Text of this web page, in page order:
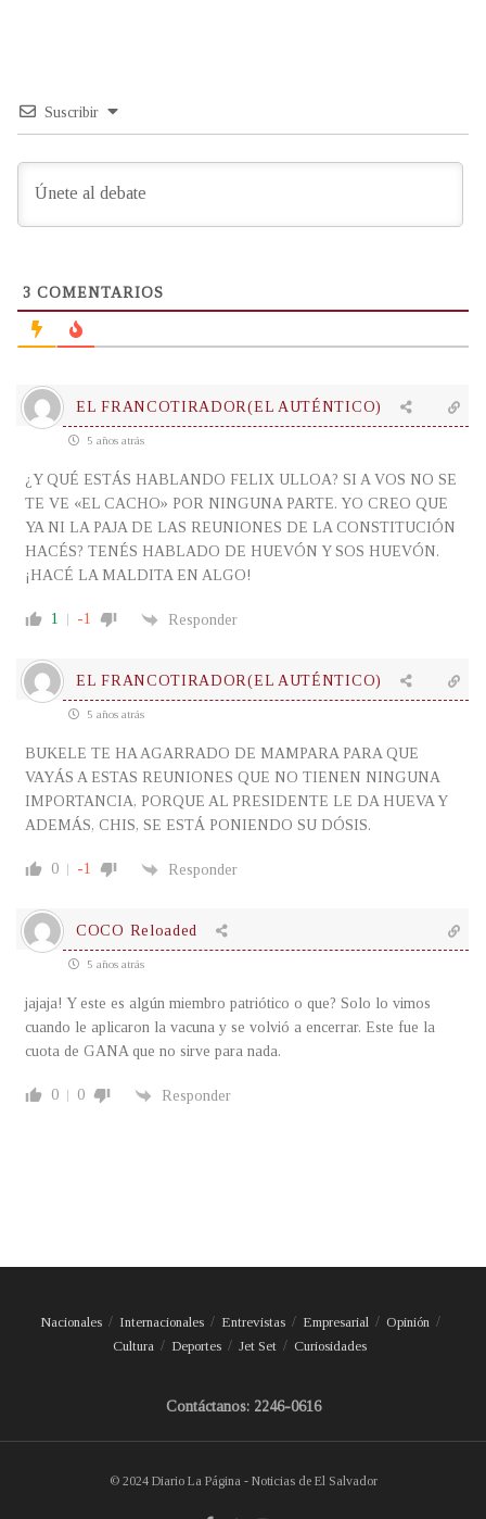
Suscribir
3 COMENTARIOS
EL FRANCOTIRADOR(EL AUTÉNTICO)
5 años atrás
¿Y QUÉ ESTÁS HABLANDO FELIX ULLOA? SI A VOS NO SE
TE VE «EL CACHO» POR NINGUNA PARTE. YO CREO QUE
YA NI LA PAJA DE LAS REUNIONES DE LA CONSTITUCIÓN
HACÉS? TENÉS HABLADO DE HUEVÓN Y SOS HUEVÓN.
¡HACÉ LA MALDITA EN ALGO!
1 -1 Responder
EL FRANCOTIRADOR(EL AUTÉNTICO)
5 años atrás
BUKELE TE HA AGARRADO DE MAMPARA PARA QUE
VAYÁS A ESTAS REUNIONES QUE NO TIENEN NINGUNA
IMPORTANCIA, PORQUE AL PRESIDENTE LE DA HUEVA Y
ADEMÁS, CHIS, SE ESTÁ PONIENDO SU DÓSIS.
0 -1 Responder
COCO Reloaded
5 años atrás
jajaja! Y este es algún miembro patriótico o que? Solo lo vimos
cuando le aplicaron la vacuna y se volvió a encerrar. Este fue la
cuota de GANA que no sirve para nada.
0 0 Responder
Nacionales Internacionales Entrevistas Empresarial
Opinión
Cultura
Deportes Jet Set Curiosidades
Contáctanos: 2246-0616
© 2024 Diario La Página - Noticias de El Salvador